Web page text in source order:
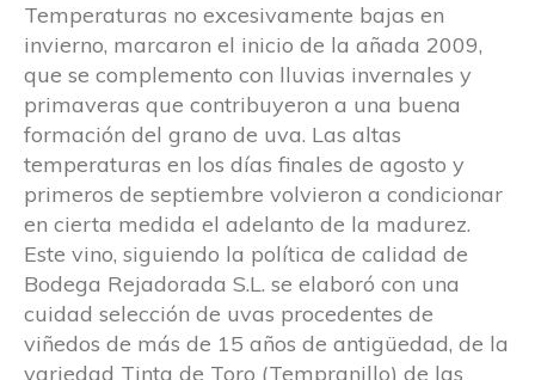
Temperaturas no excesivamente bajas en
invierno, marcaron el inicio de la añada 2009,
que se complemento con lluvias invernales y
primaveras que contribuyeron a una buena
formación del grano de uva. Las altas
temperaturas en los días finales de agosto y
primeros de septiembre volvieron a condicionar
en cierta medida el adelanto de la madurez.
Este vino, siguiendo la política de calidad de
Bodega Rejadorada S.L. se elaboró con una
cuidad selección de uvas procedentes de
viñedos de más de 15 años de antigüedad, de la
variedad Tinta de Toro (Tempranillo) de las